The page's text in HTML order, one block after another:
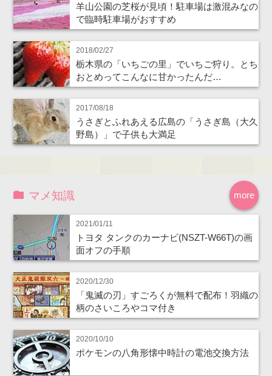
羊山公園の芝桜が見頃！駐車場は激混みなの
で臨時駐車場がおすすめ
2018/02/27
栃木県の「いちごの里」でいちご狩り。とち
おとめってこんなに甘かったんだ…
2017/08/18
うさぎとふれあえる広島の「うさぎ島（大久
野島）」で子供も大満足
more
マメ知識
2021/01/11
トヨタ タンクのカーナビ(NSZT-W66T)の画
面オフの手順
2020/12/30
「鬼滅の刃」すごろくが無料で配布！羽織の
柄のさいころやコマ付き
2020/10/10
ポケモンの八角形懐中時計の電池交換方法